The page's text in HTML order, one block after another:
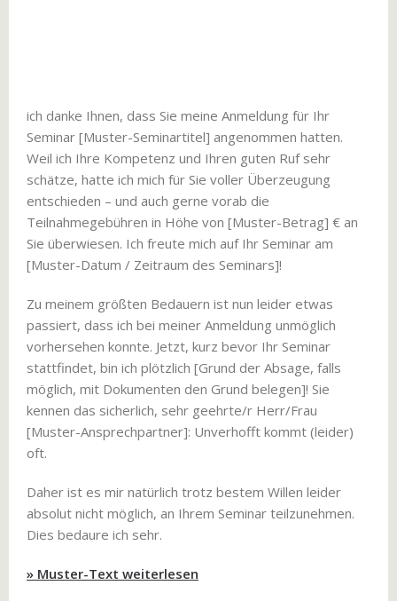
ich danke Ihnen, dass Sie meine Anmeldung für Ihr
Seminar [Muster-Seminartitel] angenommen hatten.
Weil ich Ihre Kompetenz und Ihren guten Ruf sehr
schätze, hatte ich mich für Sie voller Überzeugung
entschieden – und auch gerne vorab die
Teilnahmegebühren in Höhe von [Muster-Betrag] € an
Sie überwiesen. Ich freute mich auf Ihr Seminar am
[Muster-Datum / Zeitraum des Seminars]!
Zu meinem größten Bedauern ist nun leider etwas
passiert, dass ich bei meiner Anmeldung unmöglich
vorhersehen konnte. Jetzt, kurz bevor Ihr Seminar
stattfindet, bin ich plötzlich [Grund der Absage, falls
möglich, mit Dokumenten den Grund belegen]! Sie
kennen das sicherlich, sehr geehrte/r Herr/Frau
[Muster-Ansprechpartner]: Unverhofft kommt (leider)
oft.
Daher ist es mir natürlich trotz bestem Willen leider
absolut nicht möglich, an Ihrem Seminar teilzunehmen.
Dies bedaure ich sehr.
» Muster-Text weiterlesen